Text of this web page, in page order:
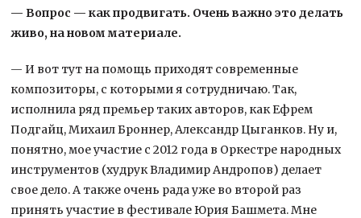
— Вопрос — как продвигать. Очень важно это делать
живо, на новом материале.
— И вот тут на помощь приходят современные
композиторы, с которыми я сотрудничаю. Так,
исполнила ряд премьер таких авторов, как Ефрем
Подгайц, Михаил Броннер, Александр Цыганков. Ну и,
понятно, мое участие с 2012 года в Оркестре народных
инструментов (худрук Владимир Андропов) делает
свое дело. А также очень рада уже во второй раз
принять участие в фестивале Юрия Башмета. Мне